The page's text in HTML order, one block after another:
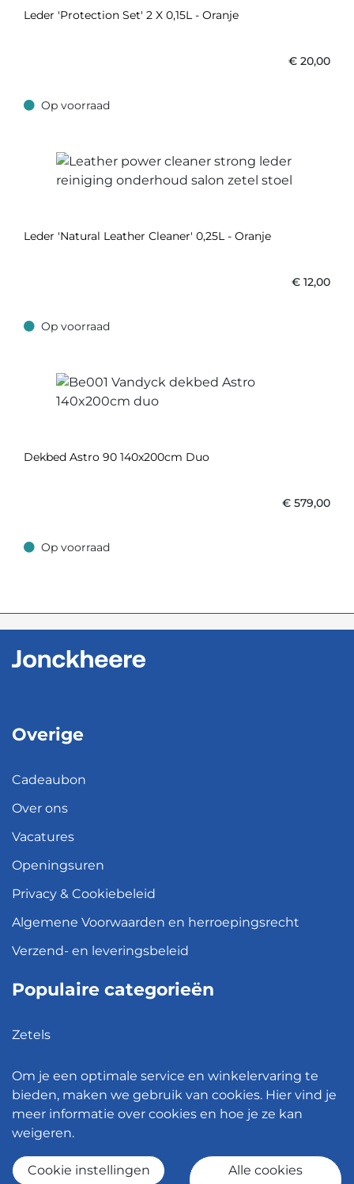
Leder 'Protection Set' 2 X 0,15L - Oranje
€ 20,00
Op voorraad
Op voorraad
Leder 'Natural Leather Cleaner' 0,25L - Oranje
€ 12,00
Op voorraad
Op voorraad
Dekbed Astro 90 140x200cm Duo
€ 579,00
Op voorraad
Op voorraad
Overige
Cadeaubon
Over ons
Vacatures
Openingsuren
Privacy & Cookiebeleid
Algemene Voorwaarden en herroepingsrecht
Verzend- en leveringsbeleid
Populaire categorieën
Zetels
Hanglampen
Bureaustoelen
Om je een optimale service en winkelervaring te
bieden, maken we gebruik van cookies. Hier vind je
meer informatie over cookies en hoe je ze kan
weigeren.
Cookie instellingen
Alle cookies